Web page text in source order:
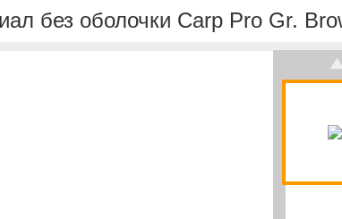
без оболочки Carp Pro Gr.